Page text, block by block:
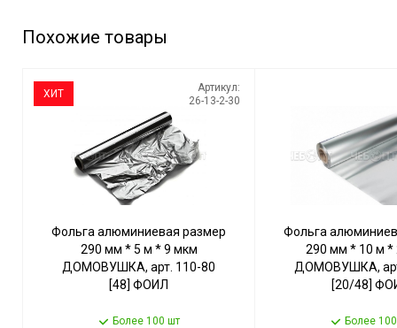
Похожие товары
ХИТ
Артикул:
26-13-2-30
Фольга алюминиевая размер
290 мм * 5 м * 9 мкм
ДОМОВУШКА, арт. 110-80
[48] ФОИЛ
Более 100 шт
Фольга
290 мм * 10 м *
ДОМОВУШКА,
[20/48]
Более